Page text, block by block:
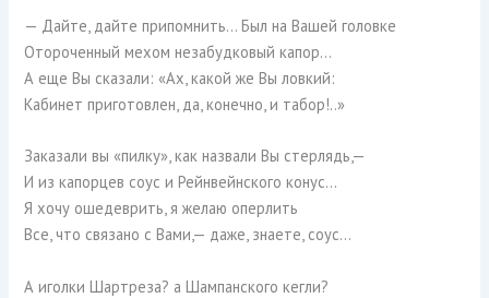
— Дайте, дайте припомнить… Был на Вашей головке
Отороченный мехом незабудковый капор…
А еще Вы сказали: «Ах, какой же Вы ловкий:
Кабинет приготовлен, да, конечно, и табор!..»
Заказали вы «пилку», как назвали Вы стерлядь,—
И из капорцев соус и Рейнвейнского конус…
Я хочу ошедеврить, я желаю оперлить
Все, что связано с Вами,— даже, знаете, соус…
А иголки Шартреза? а Шампанского кегли?